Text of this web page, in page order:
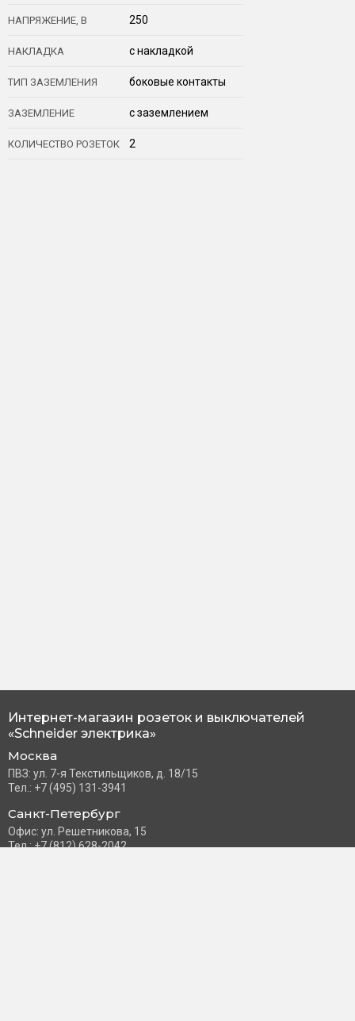
НАПРЯЖЕНИЕ, В 250
НАКЛАДКА с накладкой
ТИП ЗАЗЕМЛЕНИЯ боковые контакты
ЗАЗЕМЛЕНИЕ с заземлением
КОЛИЧЕСТВО РОЗЕТОК 2
Интернет-магазин розеток и выключателей
«Schneider электрика»
Москва
ПВЗ: ул. 7-я Текстильщиков, д. 18/15
Тел.: +7 (495) 131-3941
Санкт-Петербург
Офис: ул. Решетникова, 15
Тел.: +7 (812) 628-2042